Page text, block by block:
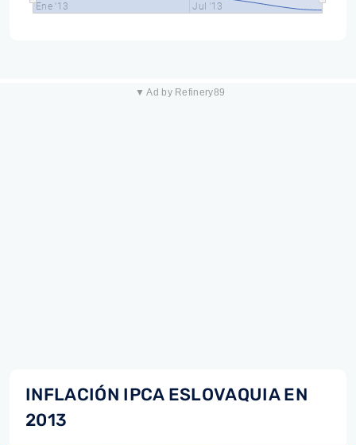
Ene '13 Jul '13
▼ Ad by Refinery89
INFLACIÓN IPCA ESLOVAQUIA EN
2013